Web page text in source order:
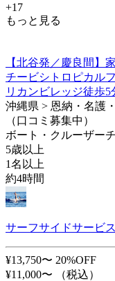
+17
もっと見る
【北谷発／慶良間】
チービシトロピカル
リカンビレッジ徒歩
沖縄県 > 恩納・名護
（口コミ募集中）
ボート・クルーザー
5歳以上
1名以上
約4時間
サーフサイドサービ
¥13,750〜 20%OFF
¥11,000〜
（税込）